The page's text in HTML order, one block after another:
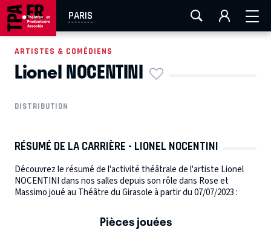
PARIS
AIX-MARSEILLE LA ROCHELLE
EN TOURNÉE
ARTISTES & COMÉDIENS
Lionel NOCENTINI
DISTRIBUTION
RÉSUMÉ DE LA CARRIÈRE - LIONEL NOCENTINI
Découvrez le résumé de l'activité théâtrale de l'artiste Lionel
NOCENTINI dans nos salles depuis son rôle dans Rose et
Massimo joué au Théâtre du Girasole à partir du 07/07/2023 :
Pièces jouées